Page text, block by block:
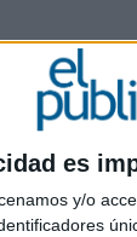
es
y/o